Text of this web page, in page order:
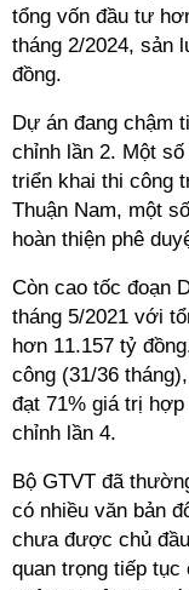
tổng vốn đầu tư
tháng 2/2024, sản
đồng.
Dự án đang chậm
chỉnh lần 2. Một
triển khai thi công
Thuận Nam, một
hoàn thiện phê
Còn cao tốc đoạn
tháng 5/2021 với
hơn 11.157 tỷ
công (31/36
đạt 71% giá trị
chỉnh lần 4.
Bộ GTVT đã
có nhiều văn bản
chưa được chủ
quan trọng tiếp